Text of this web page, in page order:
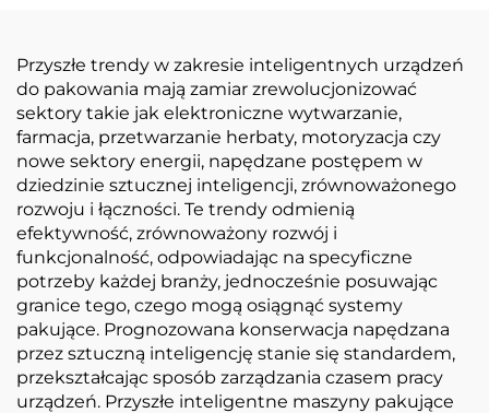
Przyszłe trendy w zakresie inteligentnych urządzeń
do pakowania mają zamiar zrewolucjonizować
sektory takie jak elektroniczne wytwarzanie,
farmacja, przetwarzanie herbaty, motoryzacja czy
nowe sektory energii, napędzane postępem w
dziedzinie sztucznej inteligencji, zrównoważonego
rozwoju i łączności. Te trendy odmienią
efektywność, zrównoważony rozwój i
funkcjonalność, odpowiadając na specyficzne
potrzeby każdej branży, jednocześnie posuwając
granice tego, czego mogą osiągnąć systemy
pakujące. Prognozowana konserwacja napędzana
przez sztuczną inteligencję stanie się standardem,
przekształcając sposób zarządzania czasem pracy
urządzeń. Przyszłe inteligentne maszyny pakujące